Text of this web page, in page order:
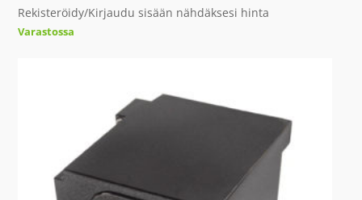
Rekisteröidy/Kirjaudu sisään nähdäksesi hinta
Varastossa